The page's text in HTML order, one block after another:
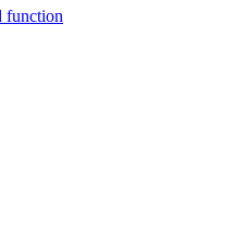
function